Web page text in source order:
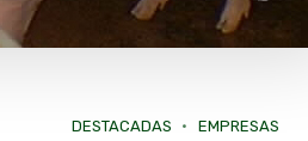
DESTACADAS EMPRESAS